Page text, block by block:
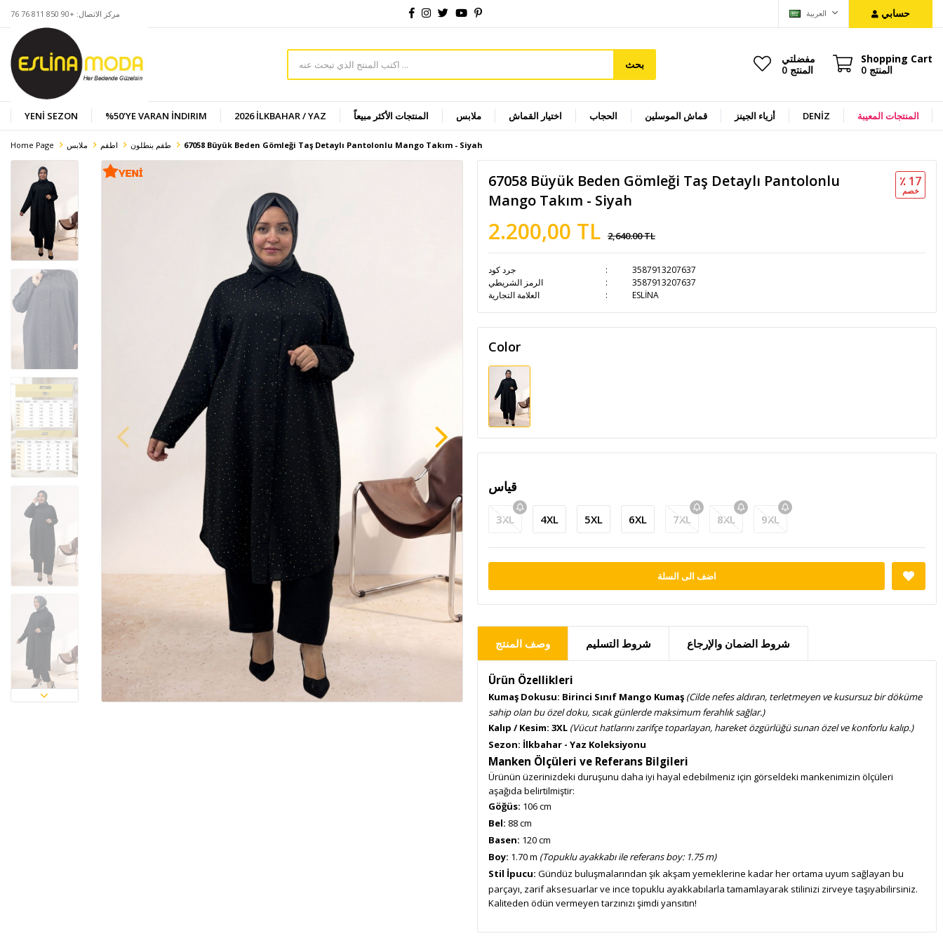
مركز الاتصال: +90 850 811 76 76 حسابي
بحث
مفضلتي
0 المنتج
Shopping Cart
0 المنتج
YENİ SEZON %50'YE VARAN İNDIRIM 2026 İLKBAHAR / YAZ المنتجات الأكثر مبيعاً ملابس اختيار القماش الحجاب قماش الموسلين أزياء الجينز DENİZ المنتجات المعيبة
Home Page اطقم طقم بنطلون 67058 Büyük Beden Gömleği Taş Detaylı Pantolonlu Mango Takım - Siyah
67058 Büyük Beden Gömleği Taş Detaylı Pantolonlu
Mango Takım - Siyah
2.200,00 TL 2,640.00 TL
٪ 17
خصم
جرد كود
3587913207637
الرمز الشريطي
3587913207637
العلامة التجارية
ESLİNA
Color
قياس
3XL 4XL 5XL 6XL 7XL 8XL 9XL
اضف الى السلة
وصف المنتج شروط التسليم شروط الضمان والإرجاع
Ürün Özellikleri
Kumaş Dokusu: Birinci Sınıf Mango Kumaş (Cilde nefes aldıran, terletmeyen ve kusursuz bir döküme
sahip olan bu özel doku, sıcak günlerde maksimum ferahlık sağlar.)
Kalıp / Kesim: 3XL (Vücut hatlarını zarifçe toparlayan, hareket özgürlüğü sunan özel ve konforlu kalıp.)
Sezon: İlkbahar - Yaz Koleksiyonu
Manken Ölçüleri ve Referans Bilgileri
Ürünün üzerinizdeki duruşunu daha iyi hayal edebilmeniz için görseldeki mankenimizin ölçüleri
aşağıda belirtilmiştir:
Göğüs: 106 cm
Bel: 88 cm
Basen: 120 cm
Boy: 1.70 m (Topuklu ayakkabı ile referans boy: 1.75 m)
Stil İpucu: Gündüz buluşmalarından şık akşam yemeklerine kadar her ortama uyum sağlayan bu
parçayı, zarif aksesuarlar ve ince topuklu ayakkabılarla tamamlayarak stilinizi zirveye taşıyabilirsiniz.
Kaliteden ödün vermeyen tarzınızı şimdi yansıtın!